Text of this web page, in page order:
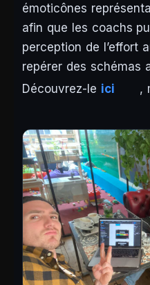
émoticônes
afin que les coachs
perception de l’effort
repérer des schémas
Découvrez-le ici ,